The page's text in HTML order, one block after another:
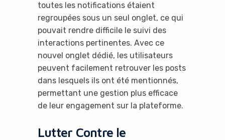
toutes les notifications étaient
regroupées sous un seul onglet, ce qui
pouvait rendre difficile le suivi des
interactions pertinentes. Avec ce
nouvel onglet dédié, les utilisateurs
peuvent facilement retrouver les posts
dans lesquels ils ont été mentionnés,
permettant une gestion plus efficace
de leur engagement sur la plateforme.
Lutter Contre le